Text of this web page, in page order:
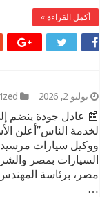
أكمل القراءة »
يوليو 2, 2026
📰 عادل جودة ينضم
لخدمة الناس”أعلن
ووكيل سيارات
السيارات بمصر
مصر، برئاسة
…